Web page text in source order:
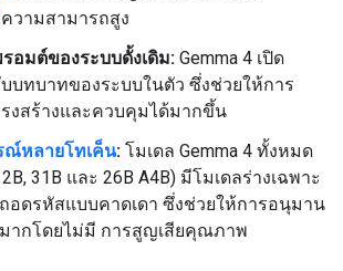
วามสามารถสูง
อมต์ของระบบดั้งเดิม: Gemma 4 เปิด
บทบาทของระบบในตัว ซึ่งช่วยให้การ
งสร้างและควบคุมได้มากขึ้น
ณ์หลายโทเค็น: โมเดล Gemma 4 ทั้งหมด
31B และ 26B A4B) มีโมเดลร่างเฉพาะ
อดรหัสแบบคาดเดา ซึ่งช่วยให้การอนุมาน
มากโดยไม่มี การสูญเสียคุณภาพ